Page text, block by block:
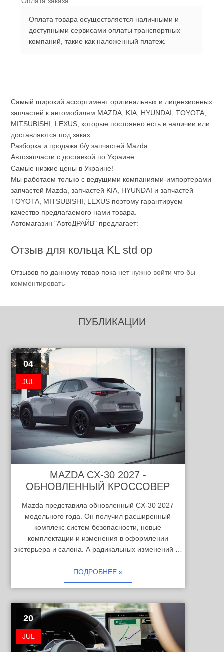
Оплата товара осуществляется наличными и
доступными сервисами оплаты транспортных
компаний, такие как наложенный платеж.
Самый широкий ассортимент оригинальных и лицензионных
запчастей к автомобилям MAZDA, KIA, HYUNDAI, TOYOTA,
MITSUBISHI, LEXUS, которые постоянно есть в наличии или
доставляются под заказ.
Разборка и продажа б/у запчастей Mazda.
Автозапчасти с доставкой по Украине
Самые низкие цены в Украине!
Мы работаем только с ведущими компаниями-импортерами
запчастей Mazda, запчастей KIA, HYUNDAI и запчастей
TOYOTA, MITSUBISHI, LEXUS поэтому гарантируем
качество предлагаемого нами товара.
Автомагазин "АвтоДРАЙВ" предлагает:
Отзыв для кольца KL std ор
Отзывов по данному товар пока нет нужно войти что бы
комментировать
ПУБЛИКАЦИИ
04
JUL
MAZDA CX-30 2027 -
ОБНОВЛЕННЫЙ КРОССОВЕР
Mazda представила обновленный CX-30 2027
модельного года. Он получил расширенный
комплекс систем безопасности, новые
комплектации и изменения в оформлении
экстерьера и салона. А радикальных изменений …
ПОДРОБНЕЕ »
20
JUL